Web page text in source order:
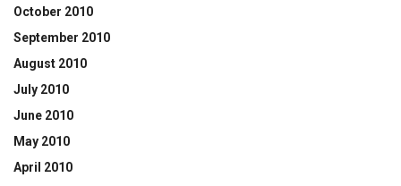
October 2010
September 2010
August 2010
July 2010
June 2010
May 2010
April 2010